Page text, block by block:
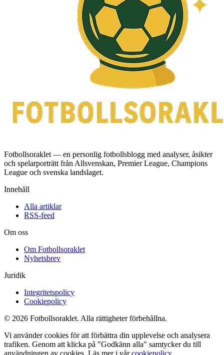
Fotbollsoraklet — en personlig fotbollsblogg med analyser, åsikter
och spelarporträtt från Allsvenskan, Premier League, Champions
League och svenska landslaget.
Innehåll
Alla artiklar
RSS-feed
Om oss
Om Fotbollsoraklet
Nyhetsbrev
Juridik
Integritetspolicy
Cookiepolicy
© 2026 Fotbollsoraklet. Alla rättigheter förbehållna.
Vi använder cookies för att förbättra din upplevelse och analysera
trafiken. Genom att klicka på "Godkänn alla" samtycker du till
användningen av cookies. Läs mer i vårcookiepolicy.